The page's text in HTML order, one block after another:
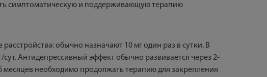
симптоматическую и поддерживающую терапию
обычно назначают 10 мг один раз в сутки. В
Антидепрессивный эффект обычно развивается через 2-
необходимо продолжать терапию для закрепления